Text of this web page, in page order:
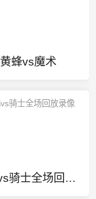
黄蜂vs魔术
鹈鹕vs骑士全场回放录像高清